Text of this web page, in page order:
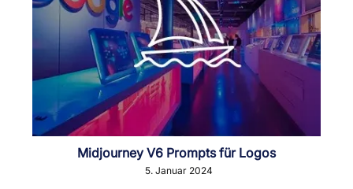
Midjourney V6 Prompts für Logos
5. Januar 2024